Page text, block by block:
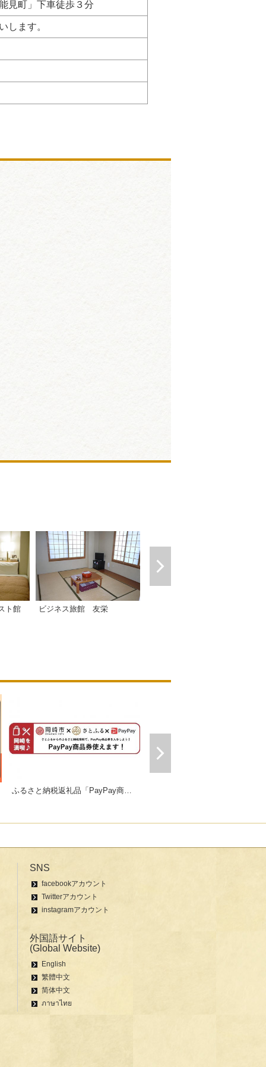
見町」下車徒歩３分
します。
ト館 ビジネス旅館 友栄
SNS
facebookアカウント
Twitterアカウント
instagramアカウント
外国語サイト
(Global Website)
English
繁體中文
简体中文
ภาษาไทย